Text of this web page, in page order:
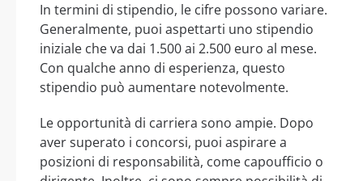
In termini di stipendio, le cifre possono variare.
Generalmente, puoi aspettarti uno stipendio
iniziale che va dai 1.500 ai 2.500 euro al mese.
Con qualche anno di esperienza, questo
stipendio può aumentare notevolmente.
Le opportunità di carriera sono ampie. Dopo
aver superato i concorsi, puoi aspirare a
posizioni di responsabilità, come capoufficio o